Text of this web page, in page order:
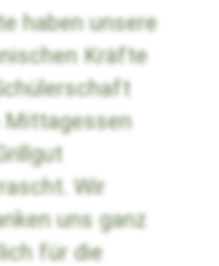
haben unsere
Kräfte
Mittagessen
Wir
uns ganz
für die